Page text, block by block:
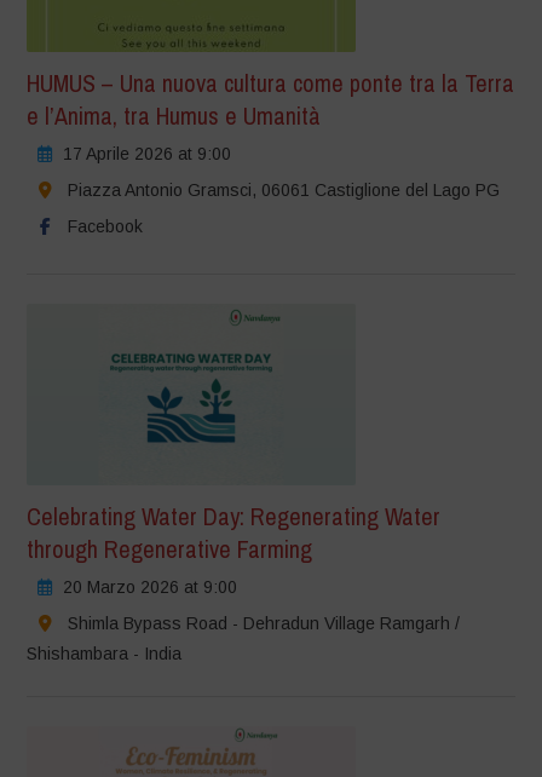
HUMUS – Una nuova cultura come ponte tra la Terra
e l’Anima, tra Humus e Umanità
17 Aprile 2026 at 9:00
Piazza Antonio Gramsci, 06061 Castiglione del Lago PG
Facebook
Celebrating Water Day: Regenerating Water
through Regenerative Farming
20 Marzo 2026 at 9:00
Shimla Bypass Road - Dehradun Village Ramgarh /
Shishambara - India